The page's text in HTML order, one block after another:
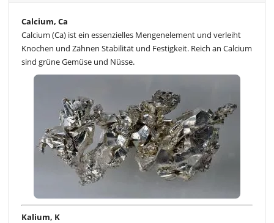
Calcium, Ca
Calcium (Ca) ist ein essenzielles Mengenelement und verleiht
Knochen und Zähnen Stabilität und Festigkeit. Reich an Calcium
sind grüne Gemüse und Nüsse.
Kalium, K